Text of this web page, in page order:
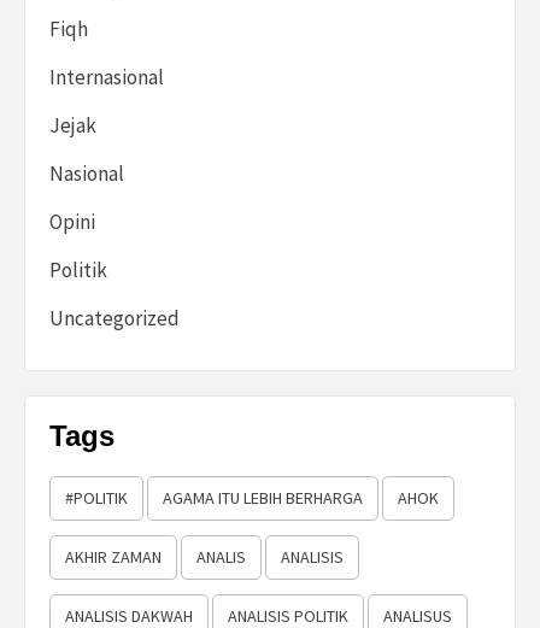
Fiqh
Internasional
Jejak
Nasional
Opini
Politik
Uncategorized
Tags
#POLITIK AGAMA ITU LEBIH BERHARGA AHOK
AKHIR ZAMAN ANALIS ANALISIS
ANALISIS DAKWAH ANALISIS POLITIK ANALISUS